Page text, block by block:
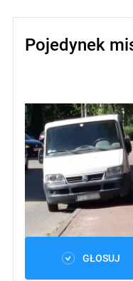
Pojedynek
GŁOSUJ